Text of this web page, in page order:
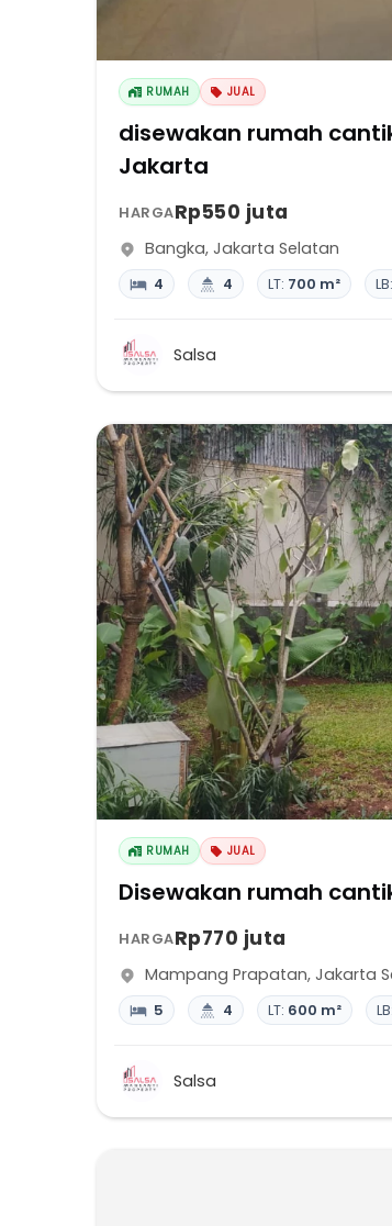
RUMAH JUAL
disewakan rumah
Jakarta
HARGARp550 juta
Bangka, Jakarta Selatan
4 4 LT: 700 m² LB:
Salsa
RUMAH JUAL
Disewakan rumah
HARGARp770 juta
Mampang Prapatan, Jakarta
5 4 LT: 600 m² LB:
Salsa